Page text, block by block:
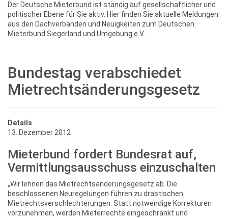
Der Deutsche Mieterbund ist ständig auf gesellschaftlicher und
politischer Ebene für Sie aktiv. Hier finden Sie aktuelle Meldungen
aus den Dachverbänden und Neuigkeiten zum Deutschen
Mieterbund Siegerland und Umgebung e.V..
Bundestag verabschiedet
Mietrechtsänderungsgesetz
Details
13. Dezember 2012
Mieterbund fordert Bundesrat auf,
Vermittlungsausschuss einzuschalten
„Wir lehnen das Mietrechtsänderungsgesetz ab. Die
beschlossenen Neuregelungen führen zu drastischen
Mietrechtsverschlechterungen. Statt notwendige Korrekturen
vorzunehmen, werden Mieterrechte eingeschränkt und